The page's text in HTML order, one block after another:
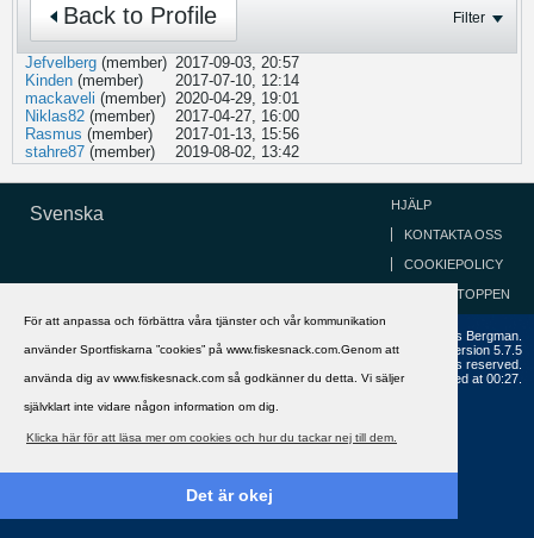
För att anpassa och förbättra våra tjänster och vår kommunikation
använder Sportfiskarna ”cookies” på www.fiskesnack.com.Genom att
använda dig av www.fiskesnack.com så godkänner du detta. Vi säljer
självklart inte vidare någon information om dig.
Klicka här för att läsa mer om cookies och hur du tackar nej till dem.
Det är okej
Back to Profile Filter
Jefvelberg (member) 2017-09-03, 20:57
Kinden (member)
2017-07-10, 12:14
mackaveli (member)
2020-04-29, 19:01
Niklas82 (member)
2017-04-27, 16:00
Rasmus (member)
2017-01-13, 15:56
stahre87 (member) 2019-08-02, 13:42
Svenska HJÄLP
KONTAKTA OSS
COOKIEPOLICY
GÅ TILL TOPPEN
Copyright ©2002 - 2021, FiskeSnack.com. Grundad 2002 av Anders Bergman.
Powered byvBulletin®
Version 5.7.5
Copyright © 2026 MH Sub I, LLC dba vBulletin. All rights reserved.
All times are GMT+1. This page was generated at 00:27.